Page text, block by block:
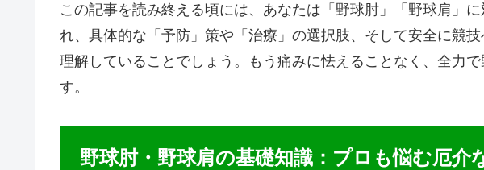
この記事を読み終える頃には、あなたは「野球肘」「野球肩」
れ、具体的な「予防」策や「治療」の選択肢、そして安全に競
理解していることでしょう。もう痛みに怯えることなく、全力
す。
野球肘・野球肩の基礎知識：プロも悩む厄介